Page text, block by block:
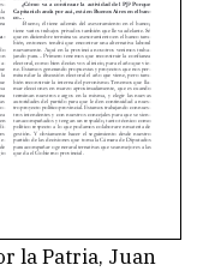
la Patria, Juan